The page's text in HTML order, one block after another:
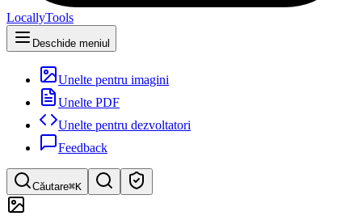
LocallyTools
Deschide meniul
Unelte pentru imagini
Unelte PDF
Unelte pentru dezvoltatori
Feedback
Căutare⌘K